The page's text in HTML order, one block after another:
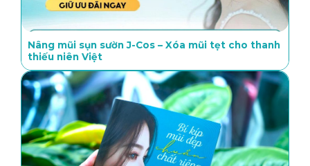
Nâng mũi sụn sườn J-Cos – Xóa mũi tẹt cho thanh
thiếu niên Việt